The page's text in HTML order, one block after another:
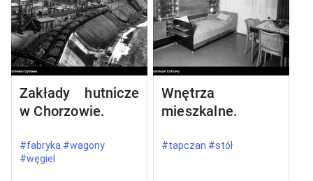
Zakłady hutnicze
w Chorzowie.
#fabryka #wagony
#węgiel
Wnętrza
mieszkalne.
#tapczan #stół